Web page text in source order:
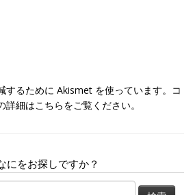
るために Akismet を使っています。 コ
詳細はこちらをご覧ください。
にをお探しですか？